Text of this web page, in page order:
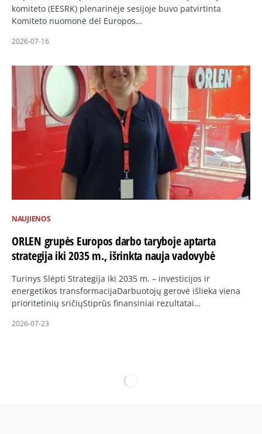
komiteto (EESRK) plenarinėje sesijoje buvo patvirtinta
Komiteto nuomonė dėl Europos…
2026-07-16
NAUJIENOS
ORLEN grupės Europos darbo taryboje aptarta
strategija iki 2035 m., išrinkta nauja vadovybė
Turinys Slėpti Strategija iki 2035 m. – investicijos ir
energetikos transformacijaDarbuotojų gerovė išlieka viena
prioritetinių sričiųStiprūs finansiniai rezultatai…
2026-07-23